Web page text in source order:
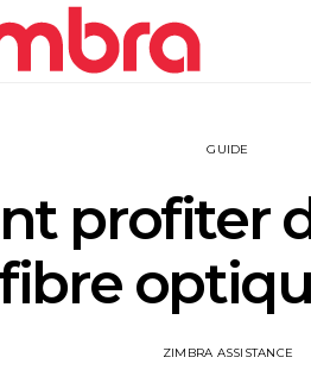
GUIDE
profiter
ZIMBRA ASSISTANCE